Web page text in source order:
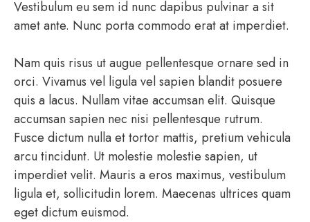
Vestibulum eu sem id nunc dapibus pulvinar a sit
amet ante. Nunc porta commodo erat at imperdiet.
Nam quis risus ut augue pellentesque ornare sed in
orci. Vivamus vel ligula vel sapien blandit posuere
quis a lacus. Nullam vitae accumsan elit. Quisque
accumsan sapien nec nisi pellentesque rutrum.
Fusce dictum nulla et tortor mattis, pretium vehicula
arcu tincidunt. Ut molestie molestie sapien, ut
imperdiet velit. Mauris a eros maximus, vestibulum
ligula et, sollicitudin lorem. Maecenas ultrices quam
eget dictum euismod.